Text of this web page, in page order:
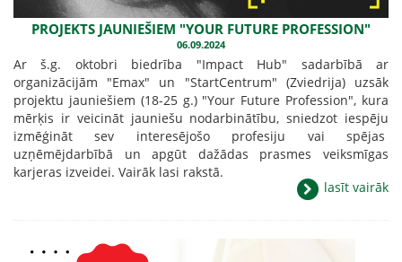
PROJEKTS JAUNIEŠIEM "YOUR FUTURE PROFESSION"
06.09.2024
Ar š.g. oktobri biedrība "Impact Hub" sadarbībā ar
organizācijām "Emax" un "StartCentrum" (Zviedrija) uzsāk
projektu jauniešiem (18-25 g.) "Your Future Profession", kura
mērķis ir veicināt jauniešu nodarbinātību, sniedzot iespēju
izmēģināt sev interesējošo profesiju vai spējas
uzņēmējdarbībā un apgūt dažādas prasmes veiksmīgas
karjeras izveidei. Vairāk lasi rakstā.
lasīt vairāk